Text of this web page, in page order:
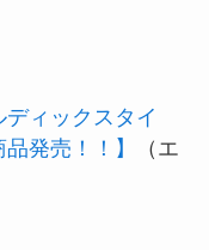
ディックスタイ
発売！！】
（エ